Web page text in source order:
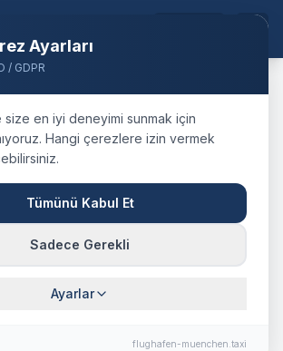
StarnbergMünchen Airport
Starnberg
:Festpreis,
& Tipps
Min. · Festpreis ab
Ayarları
/ GDPR
size en iyi deneyimi sunmak için
Hangi çerezlere izin vermek
Tümünü Kabul Et
Sadece Gerekli
Ayarlar
flughafen-muenchen.taxi